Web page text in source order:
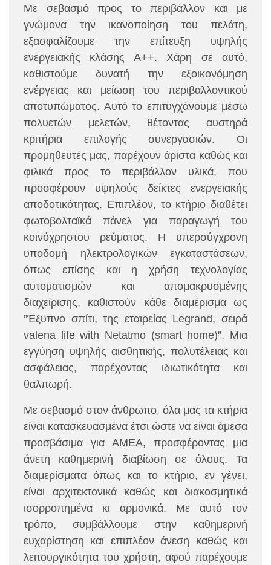
Με σεβασμό προς το περιβάλλον και με
γνώμονα την ικανοποίηση του πελάτη,
εξασφαλίζουμε την επίτευξη υψηλής
ενεργειακής κλάσης Α++. Χάρη σε αυτό,
καθιστούμε δυνατή την εξοικονόμηση
ενέργειας και μείωση του περιβαλλοντικού
αποτυπώματος. Αυτό το επιτυγχάνουμε μέσω
πολυετών μελετών, θέτοντας αυστηρά
κριτήρια επιλογής συνεργασιών. Οι
προμηθευτές μας, παρέχουν άριστα καθώς και
φιλικά προς το περιβάλλον υλικά, που
προσφέρουν υψηλούς δείκτες ενεργειακής
αποδοτικότητας. Επιπλέον, το κτήριο διαθέτει
φωτοβολταϊκά πάνελ για παραγωγή του
κοινόχρηστου ρεύματος. Η υπερσύγχρονη
υποδομή ηλεκτρολογικών εγκαταστάσεων,
όπως επίσης και η χρήση τεχνολογίας
αυτοματισμών και απομακρυσμένης
διαχείρισης, καθιστούν κάθε διαμέρισμα ως
”Έξυπνο σπίτι, της εταιρείας Legrand, σειρά
valena life with Netatmo (smart home)”. Μια
εγγύηση υψηλής αισθητικής, πολυτέλειας και
ασφάλειας, παρέχοντας ιδιωτικότητα και
θαλπωρή.
Με σεβασμό στον άνθρωπο, όλα μας τα κτήρια
είναι κατασκευασμένα έτσι ώστε να είναι άμεσα
προσβάσιμα για ΑΜΕΑ, προσφέροντας μια
άνετη καθημερινή διαβίωση σε όλους. Τα
διαμερίσματα όπως και το κτήριο, εν γένει,
είναι αρχιτεκτονικά καθώς και διακοσμητικά
ισορροπημένα κι αρμονικά. Με αυτό τον
τρόπο, συμβάλλουμε στην καθημερινή
ευχαρίστηση και επιπλέον άνεση καθώς και
λειτουργικότητα του χρήστη, αφού παρέχουμε